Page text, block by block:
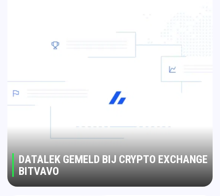
DATALEK GEMELD BIJ CRYPTO EXCHANGE
BITVAVO